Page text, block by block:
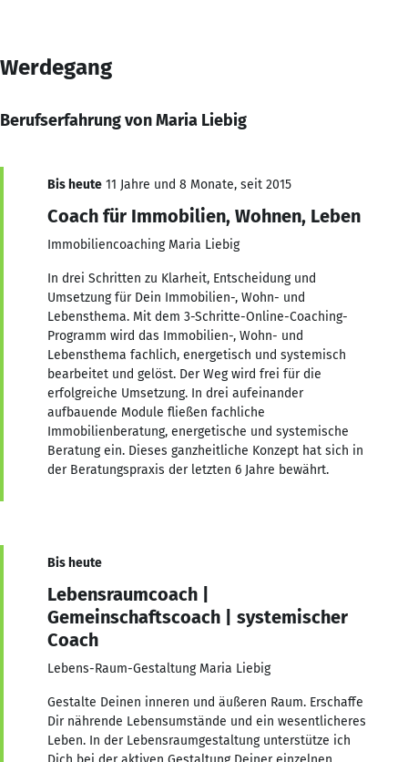
Werdegang
Berufserfahrung von Maria Liebig
Bis heute 11 Jahre und 8 Monate, seit 2015
Coach für Immobilien, Wohnen, Leben
Immobiliencoaching Maria Liebig
In drei Schritten zu Klarheit, Entscheidung und
Umsetzung für Dein Immobilien-, Wohn- und
Lebensthema. Mit dem 3-Schritte-Online-Coaching-
Programm wird das Immobilien-, Wohn- und
Lebensthema fachlich, energetisch und systemisch
bearbeitet und gelöst. Der Weg wird frei für die
erfolgreiche Umsetzung. In drei aufeinander
aufbauende Module fließen fachliche
Immobilienberatung, energetische und systemische
Beratung ein. Dieses ganzheitliche Konzept hat sich in
der Beratungspraxis der letzten 6 Jahre bewährt.
Bis heute
Lebensraumcoach |
Gemeinschaftscoach | systemischer
Coach
Lebens-Raum-Gestaltung Maria Liebig
Gestalte Deinen inneren und äußeren Raum. Erschaffe
Dir nährende Lebensumstände und ein wesentlicheres
Leben. In der Lebensraumgestaltung unterstütze ich